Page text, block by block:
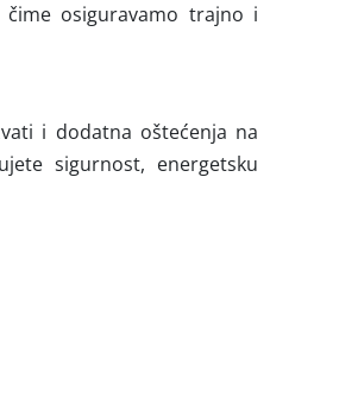
osiguravamo trajno i
i dodatna oštećenja na
sigurnost, energetsku